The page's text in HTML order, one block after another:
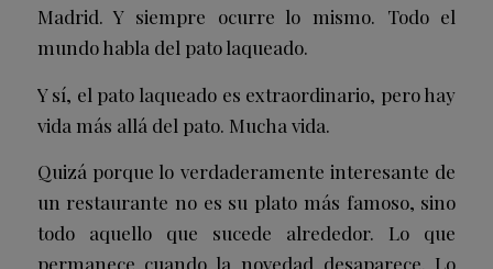
Madrid. Y siempre ocurre lo mismo. Todo el
mundo habla del pato laqueado.
Y sí, el pato laqueado es extraordinario, pero hay
vida más allá del pato. Mucha vida.
Quizá porque lo verdaderamente interesante de
un restaurante no es su plato más famoso, sino
todo aquello que sucede alrededor. Lo que
permanece cuando la novedad desaparece. Lo